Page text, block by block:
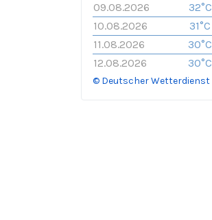
09.08.2026
32°C
10.08.2026
31°C
11.08.2026
30°C
12.08.2026
30°C
© Deutscher Wetterdienst